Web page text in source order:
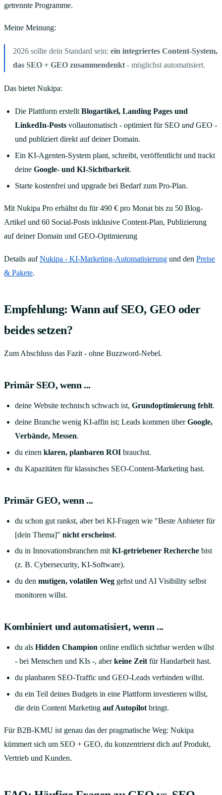
getrennte Programme.
Meine Meinung:
2026 sollte dein Standard sein: ein integriertes Content-System,
das SEO + GEO zusammendenkt - möglichst automatisiert.
Das bietet Nukipa:
Die Plattform erstelltBlogartikel, Landing Pages und
LinkedIn-Posts vollautomatisch - optimiert für SEOund GEO -
und publiziert direkt auf deiner Domain.
Ein KI-Agenten-System plant, schreibt, veröffentlicht und trackt
deineGoogle- und KI-Sichtbarkeit.
Starte kostenfrei und upgrade bei Bedarf zum Pro-Plan.
Mit Nukipa Pro erhältst du für 490 € pro Monat bis zu 50 Blog-
Artikel und 60 Social-Posts inklusive Content-Plan, Publizierung
auf deiner Domain und GEO-Optimierung
Details aufNukipa - KI-Marketing-Automatisierung und den Preise
& Pakete.
Empfehlung: Wann auf SEO, GEO oder
beides setzen?
Zum Abschluss das Fazit - ohne Buzzword-Nebel.
Primär SEO, wenn ...
deine Website technisch schwach ist,Grundoptimierung fehlt.
deine Branche wenig KI-affin ist; Leads kommen überGoogle,
Verbände, Messen.
du einenklaren, planbaren ROI brauchst.
du Kapazitäten für klassisches SEO-Content-Marketing hast.
Primär GEO, wenn ...
du schon gut rankst, aber bei KI-Fragen wie "Beste Anbieter für
[dein Thema]"nicht erscheinst.
du in Innovationsbranchen mitKI-getriebener Recherche bist
(z. B. Cybersecurity, KI-Software).
du denmutigen, volatilen Weg gehst und AI Visibility selbst
monitoren willst.
Kombiniert und automatisiert, wenn ...
du alsHidden Champion online endlich sichtbar werden willst
- bei Menschen und KIs -, aberkeine Zeit für Handarbeit hast.
du planbaren SEO-Traffic und GEO-Leads verbinden willst.
du ein Teil deines Budgets in eine Plattform investieren willst,
die dein Content Marketingauf Autopilot bringt.
Für B2B-KMU ist genau das der pragmatische Weg: Nukipa
kümmert sich um SEO + GEO, du konzentrierst dich auf Produkt,
Vertrieb und Kunden.